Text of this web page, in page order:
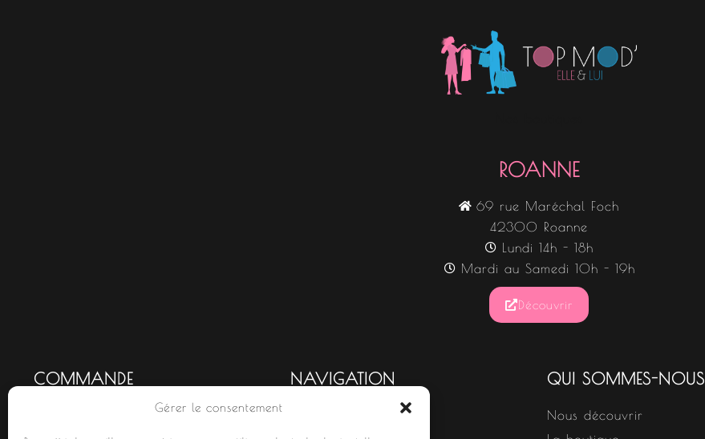
Gérer le consentement
ROANNE
69 rue Maréchal Foch
42300 Roanne
Lundi 14h - 18h
Mardi au Samedi 10h - 19h
Découvrir
COMMANDE NAVIGATION QUI SOMMES-NOUS
Nous découvrir